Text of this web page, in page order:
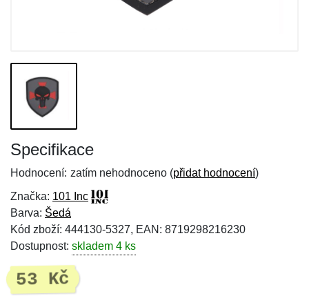
Specifikace
Hodnocení: zatím nehodnoceno (přidat hodnocení)
Značka: 101 Inc
Barva: Šedá
Kód zboží: 444130-5327, EAN: 8719298216230
Dostupnost: skladem 4 ks
53 Kč